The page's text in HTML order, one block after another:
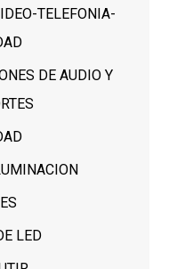
TELEFONIA-
DE AUDIO Y
LED